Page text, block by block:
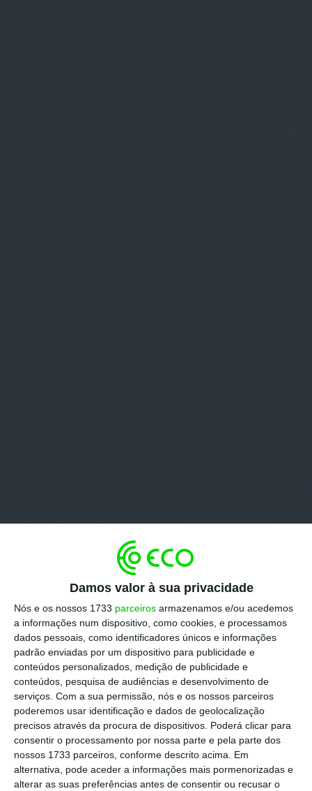
Damos valor à sua privacidade
Nós e os nossos 1733 parceiros armazenamos e/ou acedemos
a informações num dispositivo, como cookies, e processamos
dados pessoais, como identificadores únicos e informações
padrão enviadas por um dispositivo para publicidade e
conteúdos personalizados, medição de publicidade e
conteúdos, pesquisa de audiências e desenvolvimento de
serviços. Com a sua permissão, nós e os nossos parceiros
poderemos usar identificação e dados de geolocalização
precisos através da procura de dispositivos. Poderá clicar para
consentir o processamento por nossa parte e pela parte dos
nossos 1733 parceiros, conforme descrito acima. Em
alternativa, pode aceder a informações mais pormenorizadas e
alterar as suas preferências antes de consentir ou recusar o